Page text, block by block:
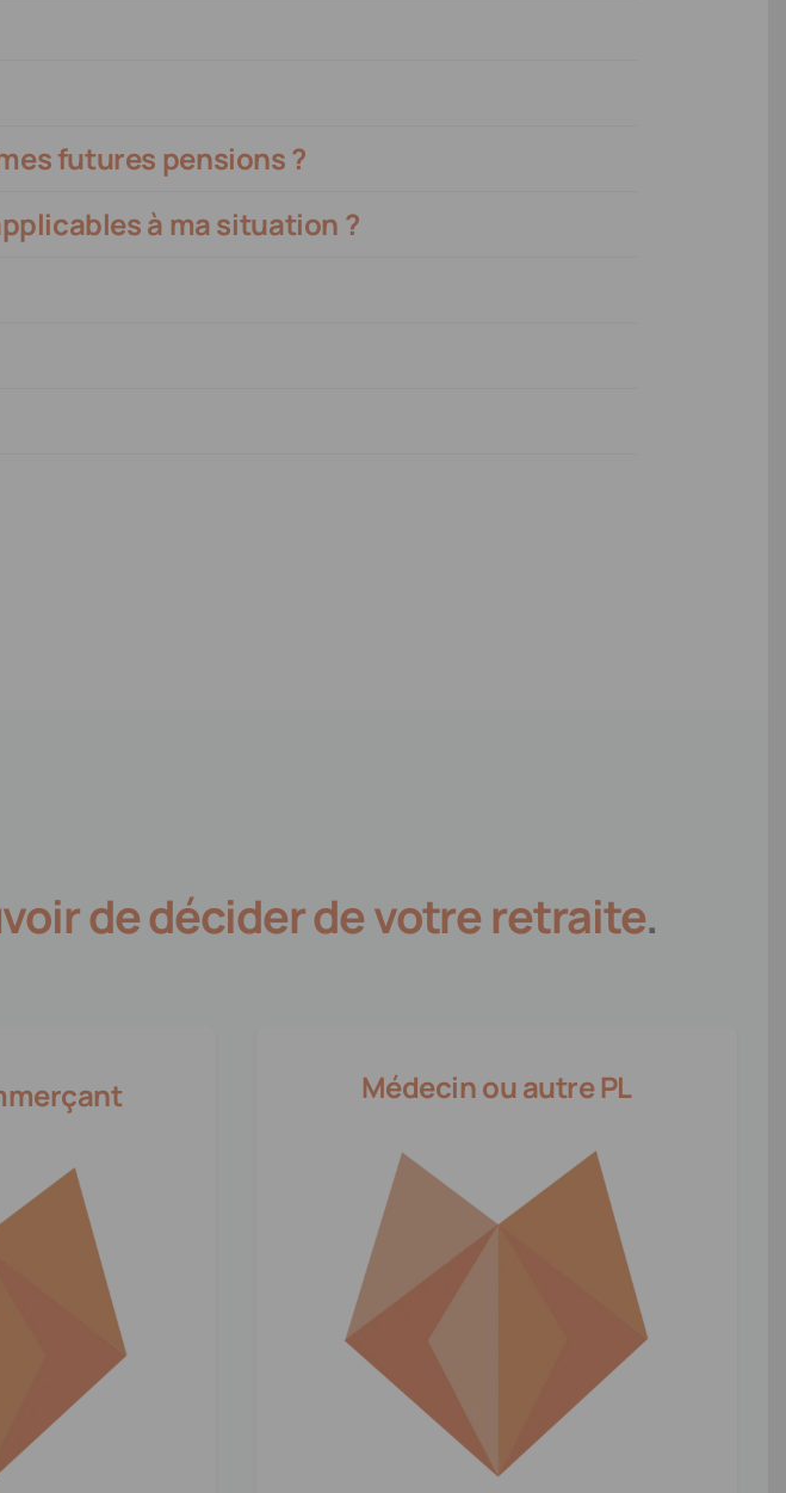
futures pensions ?
à ma situation ?
de décider de votre retraite.
Médecin ou autre PL